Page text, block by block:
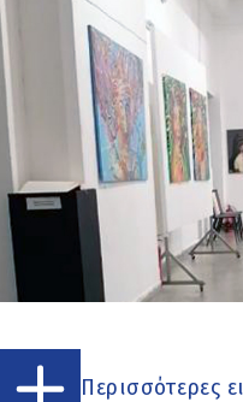
Περισσότερες